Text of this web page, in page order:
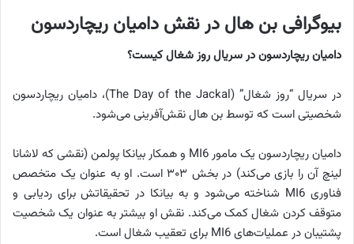
بیوگرافی بن هال در نقش دامیان ریچاردسون
دامیان ریچاردسون در سریال روز شغال کیست؟
در سریال “روز شغال” (The Day of the Jackal)، دامیان ریچاردسون
شخصیتی است که توسط بن هال نقش‌آفرینی می‌شود.
دامیان ریچاردسون یک مامور MI6 و همکار بیانکا پولمن (نقشی که لاشانا
لینچ آن را بازی می‌کند) در بخش ۳۰۳ است. او به عنوان یک متخصص
فناوری MI6 شناخته می‌شود و به بیانکا در تحقیقاتش برای ردیابی و
متوقف کردن شغال کمک می‌کند. نقش او بیشتر به عنوان یک شخصیت
پشتیبان در عملیات‌های MI6 برای تعقیب شغال است.